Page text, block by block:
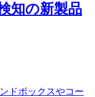
知の新製品
ンドボックスやコー